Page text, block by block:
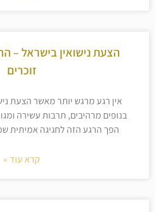
הצעת נישואין בישראל –
זוכרים
אין רגע מרגש יותר מאשר הצעת
בנופים מרהיבים, תרבות עשירה
הפך הרגע הזה לחגיגה אמיתית
קרא עוד »